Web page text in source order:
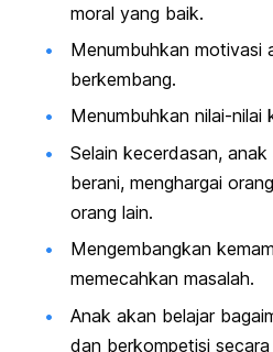
moral yang baik.
Menumbuhkan motivasi
berkembang.
Menumbuhkan nilai-nilai
Selain kecerdasan,
berani, menghargai
orang lain.
Mengembangkan
memecahkan masalah.
Anak akan belajar
dan berkompetisi